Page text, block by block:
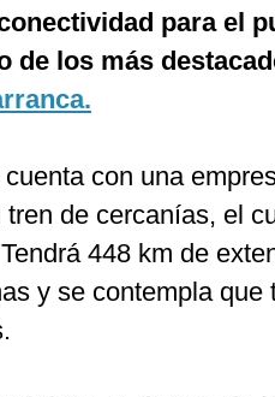
para el
de los más
con una
de cercanías, el
448 km de
y se contempla que